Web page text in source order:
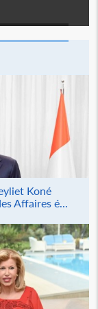
Koné
Affaires é...